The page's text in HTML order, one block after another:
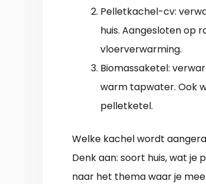
Pelletkachel-cv:
huis. Aangesloten op
vloerverwarming.
Biomassaketel:
warm tapwater. Ook
pelletketel.
Welke kachel wordt
Denk aan: soort huis, wat
naar het thema waar je